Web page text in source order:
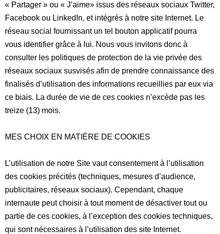
« Partager » ou « J’aime» issus des réseaux sociaux Twitter,
Facebook ou LinkedIn, et intégrés à notre site Internet. Le
réseau social fournissant un tel bouton applicatif pourra
vous identifier grâce à lui. Nous vous invitons donc à
consulter les politiques de protection de la vie privée des
réseaux sociaux susvisés afin de prendre connaissance des
finalisés d’utilisation des informations recueillies par eux via
ce biais. La durée de vie de ces cookies n’excède pas les
treize (13) mois.
MES CHOIX EN MATIÈRE DE COOKIES
L’utilisation de notre Site vaut consentement à l’utilisation
des cookies précités (techniques, mesures d’audience,
publicitaires, réseaux sociaux). Cependant, chaque
internaute peut choisir à tout moment de désactiver tout ou
partie de ces cookies, à l’exception des cookies techniques,
qui sont nécessaires à l’utilisation des site Internet.